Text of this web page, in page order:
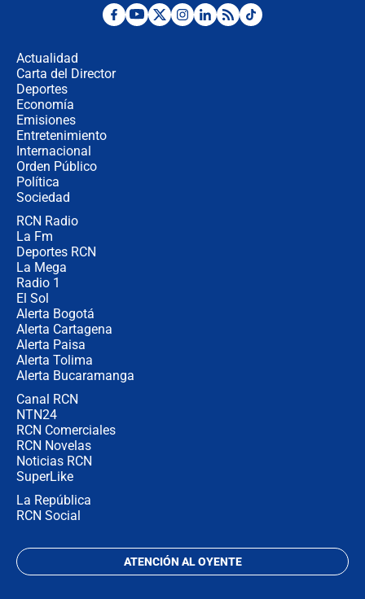
Posesión de Abelardo De La Espriella
Actualidad
Carta del Director
Deportes
Economía
Emisiones
Entretenimiento
Internacional
Orden Público
Política
Sociedad
RCN Radio
La Fm
Deportes RCN
La Mega
Radio 1
El Sol
Alerta Bogotá
Alerta Cartagena
Alerta Paisa
Alerta Tolima
Alerta Bucaramanga
Canal RCN
NTN24
RCN Comerciales
RCN Novelas
Noticias RCN
SuperLike
La República
RCN Social
ATENCIÓN AL OYENTE